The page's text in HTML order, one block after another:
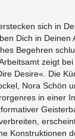
sich in
Dich in
Be­geh­ren
zeigt
De­si­re«. Die
Nora Schön
in einer
Kon­struk­tio­nen